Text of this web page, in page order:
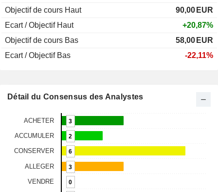
Objectif de cours Haut
90,00 EUR
Ecart / Objectif Haut
+20,87%
Objectif de cours Bas
58,00 EUR
Ecart / Objectif Bas
-22,11%
Détail du Consensus des Analystes